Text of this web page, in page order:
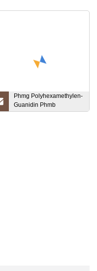
Phmg Polyhexamethylen-
Guanidin Phmb
Polyhexamethylen-